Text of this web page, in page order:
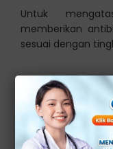
Untuk
memberikan
sesuai dengan
Faktor